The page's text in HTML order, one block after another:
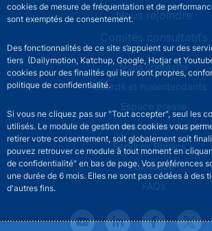
cookies de mesure de fréquentation et de
sont exemptés de consentement.
Des fonctionnalités de ce site s’appuient sur des
tiers (Dailymotion, Katchup, Google, Hotjar et
cookies pour des finalités qui leur sont propres,
politique de confidentialité.
Si vous ne cliquez pas sur "Tout accepter", seul les
utilisés. Le module de gestion des cookies vous
retirer votre consentement, soit globalement soit
pouvez retrouver ce module à tout moment en
de confidentialité" en bas de page. Vos préférences
une durée de 6 mois. Elles ne sont pas cédées à des
d'autres fins.
Nous rejoindre
Comités consultatifs
Footer secondary menuNous contacter
Sourds et malentendants
Espace presse
La direction des Achats
Services Publics +
Glossaire
FAQs